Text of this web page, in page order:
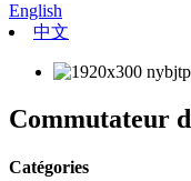
English
中文
Commutateur
Catégories